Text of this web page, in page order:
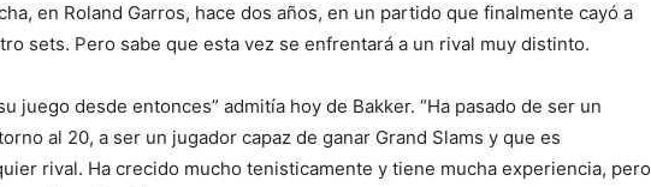
en Roland Garros, hace dos años, en un partido que finalmente cayó a
sets. Pero sabe que esta vez se enfrentará a un rival muy distinto.
juego desde entonces” admitía hoy de Bakker. “Ha pasado de ser un
al 20, a ser un jugador capaz de ganar Grand Slams y que es
rival. Ha crecido mucho tenisticamente y tiene mucha experiencia, pero